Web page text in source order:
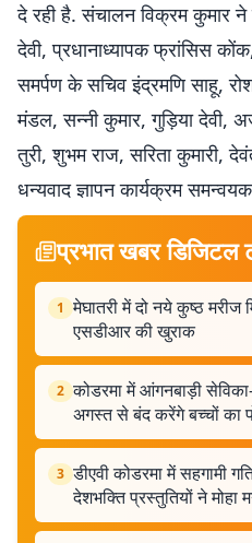
दे रही है. संचालन विक्रम कुमार ने
देवी, प्रधानाध्यापक फ्रांसिस
समर्पण के सचिव इंद्रमणि साहू,
मंडल, सन्नी कुमार, गुड़िया देवी,
तुरी, शुभम राज, सरिता कुमारी,
धन्यवाद ज्ञापन कार्यक्रम
प्रभात खबर डिजिटल
1 मेघातरी में दो नये कुष्ठ
एसडीआर की खुराक
2 कोडरमा में आंगनबाड़ी
अगस्त से बंद करेंगे बच्चों का
3 डीएवी कोडरमा में सहगामी
देशभक्ति प्रस्तुतियों ने मोहा